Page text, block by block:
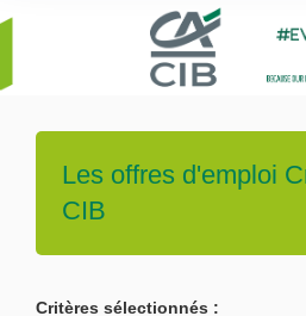
Les offres d'emploi
CIB
Critères sélectionnés :